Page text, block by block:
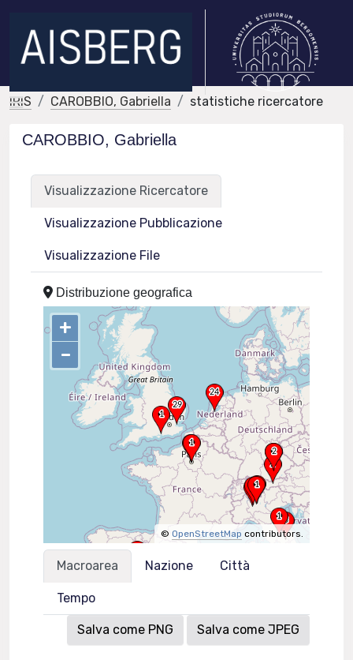
IRIS CAROBBIO, Gabriella statistiche ricercatore
CAROBBIO, Gabriella
Visualizzazione Ricercatore
Visualizzazione Pubblicazione
Visualizzazione File
Distribuzione geografica
+
–
© OpenStreetMap contributors.
Macroarea Nazione Città
Tempo
Salva come PNG Salva come JPEG